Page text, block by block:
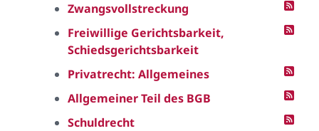
Zwangsvollstreckung
Freiwillige Gerichtsbarkeit,
Schiedsgerichtsbarkeit
Privatrecht: Allgemeines
Allgemeiner Teil des BGB
Schuldrecht